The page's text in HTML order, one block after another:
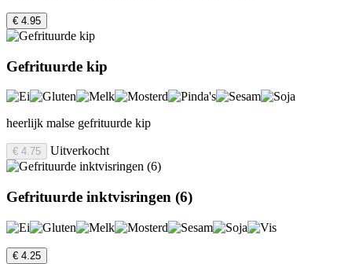
€ 4.95
Gefrituurde kip
heerlijk malse gefrituurde kip
€ 4.75 Uitverkocht
Gefrituurde inktvisringen (6)
€ 4.25